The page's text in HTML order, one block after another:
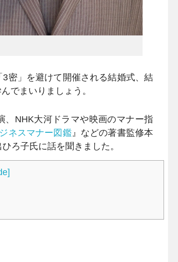
密」を避けて開催される結婚式、結
でまいりましょう。
NHK大河ドラマや映画のマナー指
ネスマナー図鑑』などの著書監修本
ろ子氏に話を聞きました。
]